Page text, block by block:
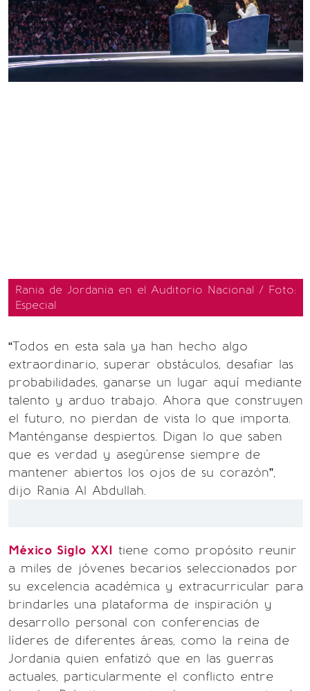
Rania de Jordania en el Auditorio Nacional / Foto:
Especial
“Todos en esta sala ya han hecho algo
extraordinario, superar obstáculos, desafiar las
probabilidades, ganarse un lugar aquí mediante
talento y arduo trabajo. Ahora que construyen
el futuro, no pierdan de vista lo que importa.
Manténganse despiertos. Digan lo que saben
que es verdad y asegúrense siempre de
mantener abiertos los ojos de su corazón”,
dijo Rania Al Abdullah.
México Siglo XXI tiene como propósito reunir
a miles de jóvenes becarios seleccionados por
su excelencia académica y extracurricular para
brindarles una plataforma de inspiración y
desarrollo personal con conferencias de
líderes de diferentes áreas, como la reina de
Jordania quien enfatizó que en las guerras
actuales, particularmente el conflicto entre